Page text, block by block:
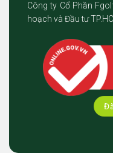
Công ty Cổ Phần
hoạch và Đầu tư